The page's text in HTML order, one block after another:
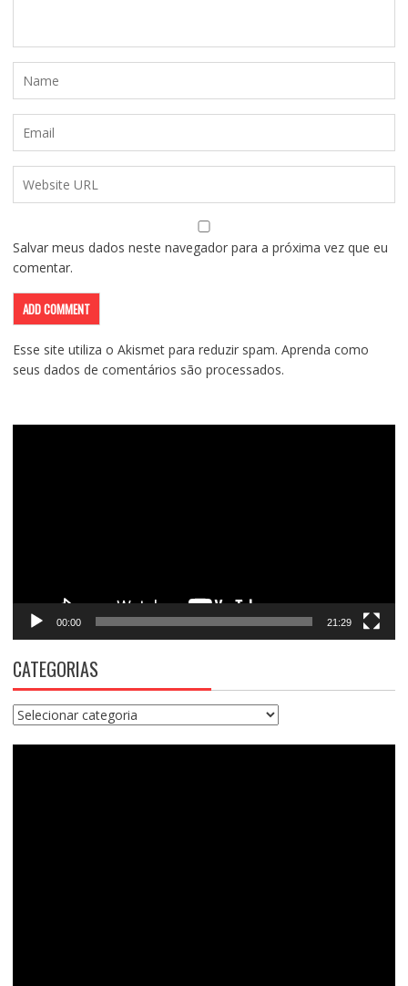
Salvar meus dados neste navegador para a próxima vez que eu
comentar.
Esse site utiliza o Akismet para reduzir spam. Aprenda como
seus dados de comentários são processados.
00:00 21:29
CATEGORIAS
Categorias